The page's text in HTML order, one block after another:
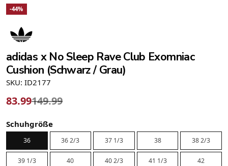
-44%
adidas x No Sleep Rave Club Exomniac
Cushion (Schwarz / Grau)
SKU: ID2177
83.99149.99
Schuhgröße
36 36 2/3 37 1/3 38 38 2/3
39 1/3 40 40 2/3 41 1/3 42